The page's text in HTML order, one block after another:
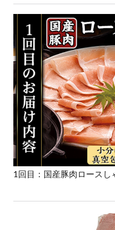
1回目：国産豚肉ロースし